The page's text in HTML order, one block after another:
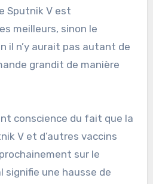
Sputnik V est
meilleurs, sinon le
il n’y aurait pas autant de
grandit de manière
conscience du fait que la
V et d’autres vaccins
sur le
une hausse de